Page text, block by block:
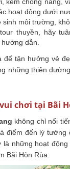
hoạt động dưới
sinh môi trường,
thuyền, hãy
dẫn.
để tận hưởng vẻ
những thiên
chơi tại Bãi
không chỉ nổi
điểm đến lý tưởng
là những hoạt
Bãi Hòn Rùa: